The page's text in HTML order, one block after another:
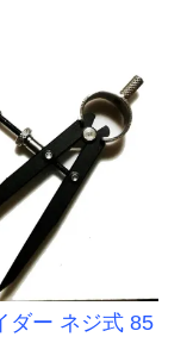
ダー ネジ式 85